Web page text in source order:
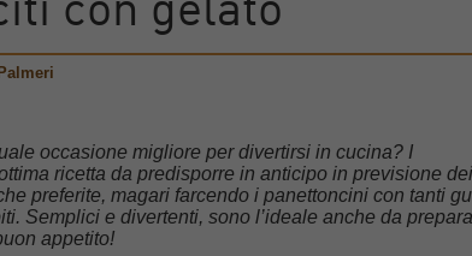
con gelato
occasione migliore per divertirsi in cucina? I
ricetta da predisporre in anticipo in previsione
preferite, magari farcendo i panettoncini con tanti
Semplici e divertenti, sono l’ideale anche da
appetito!